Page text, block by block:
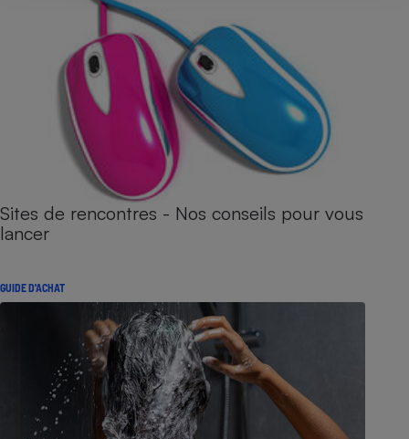
Sites de rencontres - Nos conseils pour vous
lancer
GUIDE D'ACHAT